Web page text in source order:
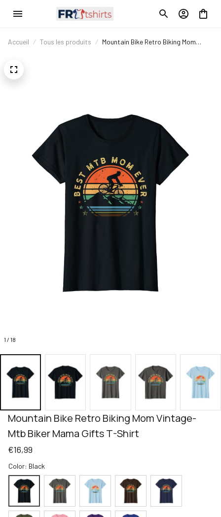
Accueil Tous les produits
Mountain Bike Retro Biking Mom
1 / 18
Mountain Bike Retro Biking Mom Vintage-
Mtb Biker Mama Gifts T-Shirt
€16,99
Color: Black